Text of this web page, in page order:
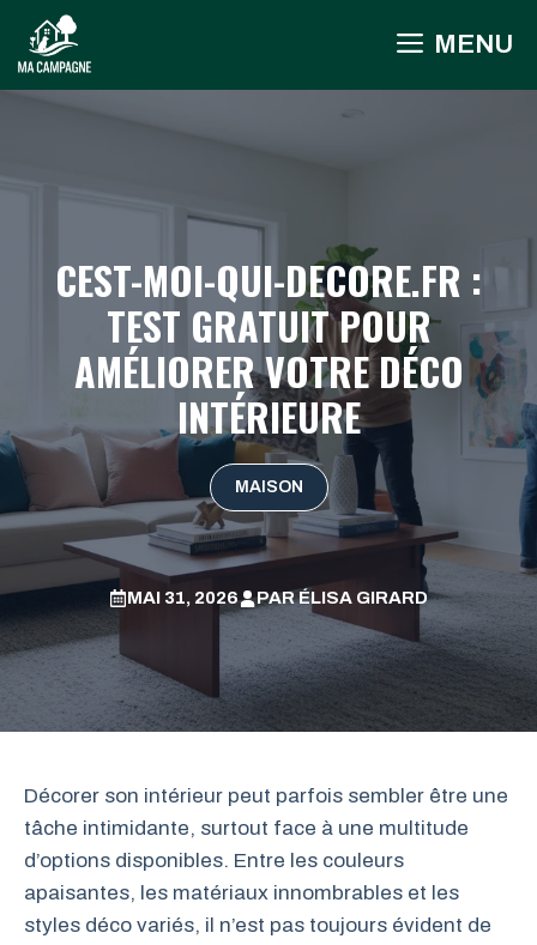
contenu
MENU
CEST-MOI-QUI-DECORE.FR :
TEST GRATUIT POUR
AMÉLIORER VOTRE DÉCO
INTÉRIEURE
MAISON
MAI 31, 2026 PARÉLISA GIRARD
Décorer son intérieur peut parfois sembler être une
tâche intimidante, surtout face à une multitude
d’options disponibles. Entre les couleurs
apaisantes, les matériaux innombrables et les
styles déco variés, il n’est pas toujours évident de